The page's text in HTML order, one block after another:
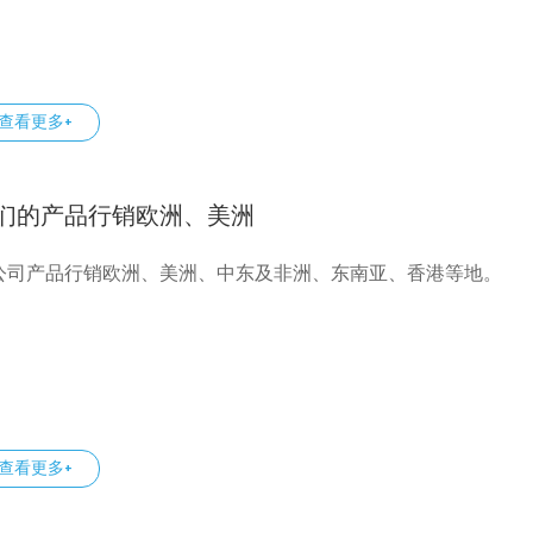
看更多+
的产品行销欧洲、美洲
司产品行销欧洲、美洲、中东及非洲、东南亚、香港等地。
看更多+